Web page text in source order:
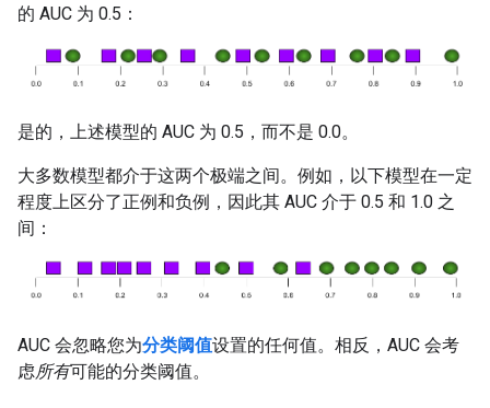
的 AUC 为 0.5：
是的，上述模型的 AUC 为 0.5，而不是 0.0。
大多数模型都介于这两个极端之间。例如，以下模型在一定
程度上区分了正例和负例，因此其 AUC 介于 0.5 和 1.0 之
间：
AUC 会忽略您为分类阈值设置的任何值。相反，AUC 会考
虑所有可能的分类阈值。